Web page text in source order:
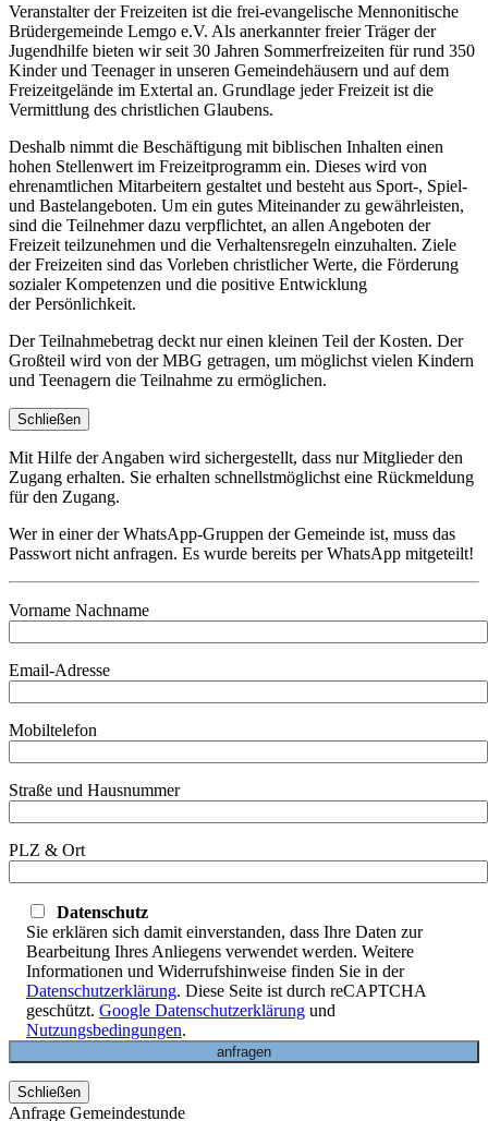
Veranstalter der Freizeiten ist die frei-evangelische Mennonitische
Brüdergemeinde Lemgo e.V. Als anerkannter freier Träger der
Jugendhilfe bieten wir seit 30 Jahren Sommerfreizeiten für rund 350
Kinder und Teenager in unseren Gemeindehäusern und auf dem
Freizeitgelände im Extertal an. Grundlage jeder Freizeit ist die
Vermittlung des christlichen Glaubens.
Deshalb nimmt die Beschäftigung mit biblischen Inhalten einen
hohen Stellenwert im Freizeitprogramm ein. Dieses wird von
ehrenamtlichen Mitarbeitern gestaltet und besteht aus Sport-, Spiel-
und Bastelangeboten. Um ein gutes Miteinander zu gewährleisten,
sind die Teilnehmer dazu verpflichtet, an allen Angeboten der
Freizeit teilzunehmen und die Verhaltensregeln einzuhalten. Ziele
der Freizeiten sind das Vorleben christlicher Werte, die Förderung
sozialer Kompetenzen und die positive Entwicklung
der Persönlichkeit.
Der Teilnahmebetrag deckt nur einen kleinen Teil der Kosten. Der
Großteil wird von der MBG getragen, um möglichst vielen Kindern
und Teenagern die Teilnahme zu ermöglichen.
Schließen
Mit Hilfe der Angaben wird sichergestellt, dass nur Mitglieder den
Zugang erhalten. Sie erhalten schnellstmöglichst eine Rückmeldung
für den Zugang.
Wer in einer der WhatsApp-Gruppen der Gemeinde ist, muss das
Passwort nicht anfragen. Es wurde bereits per WhatsApp mitgeteilt!
Vorname Nachname
Email-Adresse
Mobiltelefon
Straße und Hausnummer
PLZ & Ort
Datenschutz
Sie erklären sich damit einverstanden, dass Ihre Daten zur
Bearbeitung Ihres Anliegens verwendet werden. Weitere
Informationen und Widerrufshinweise finden Sie in der
Datenschutzerklärung. Diese Seite ist durch reCAPTCHA
geschützt. Google Datenschutzerklärung und
Nutzungsbedingungen.
Schließen
Anfrage Gemeindestunde